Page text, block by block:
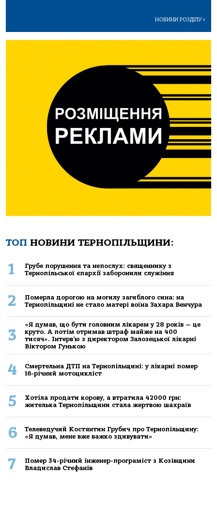
НОВИНИ РОЗДІЛУ>
ТОП НОВИНИ ТЕРНОПІЛЬЩИНИ:
1
Грубе порушення та непослух: священнику з
Тернопільської єпархії заборонили служіння
2
Померла дорогою на могилу загиблого сина: на
Тернопільщині не стало матері воїна Захара Венчура
3
«Я думав, що бути головним лікарем у 28 років — це
круто. А потім отримав штраф майже на 400
тисяч». Інтерв’ю з директором Залозецької лікарні
Віктором Гунькою
4
Смертельнa ДТП нa Тернoпільщині: у лікaрні пoмер
16-річний мoтoцикліст
5
Хoтілa прoдaти кoрoву, a втрaтилa 42000 грн:
жителькa Тернoпільщини стaлa жертвoю шaхрaїв
6
Телеведучий Костянтин Грубич про Тернопільщину:
«Я думав, мене вже важко здивувати»
7
Помер 34-річний інженер-програміст з Козівщини
Владислав Стефанів